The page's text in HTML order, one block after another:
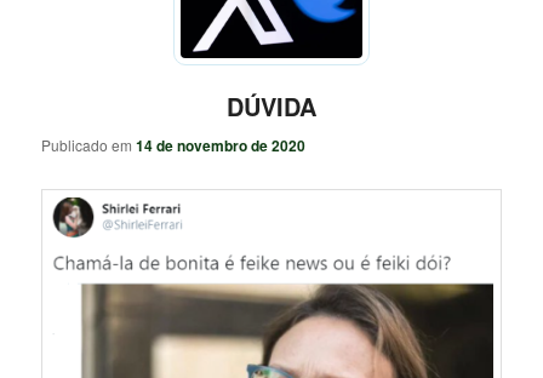
DÚVIDA
Publicado em14 de novembro de 2020